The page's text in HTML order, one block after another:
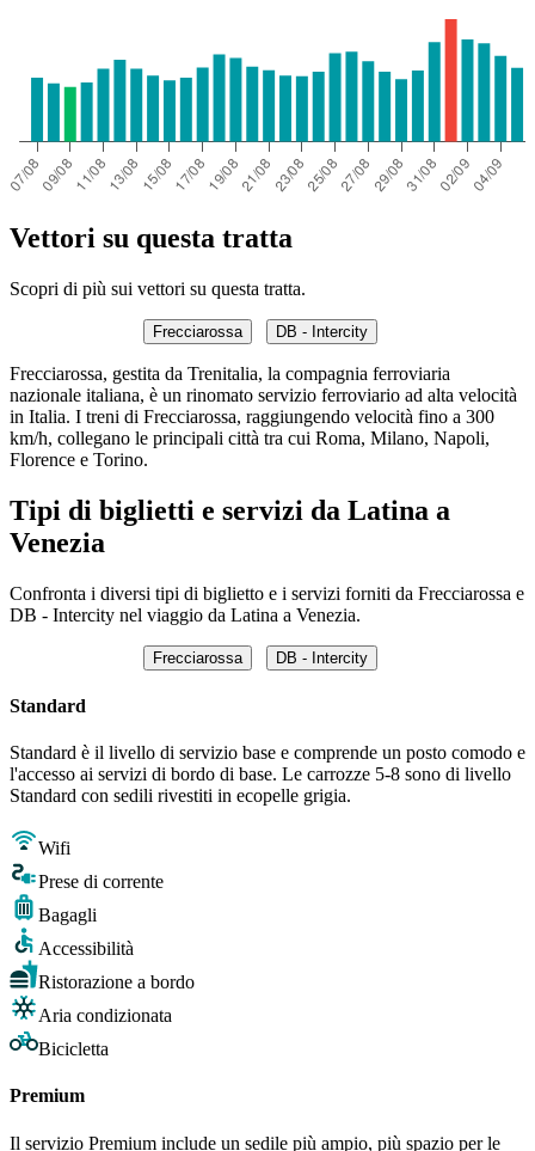
Vettori su questa tratta
Scopri di più sui vettori su questa tratta.
Frecciarossa DB - Intercity
Frecciarossa, gestita da Trenitalia, la compagnia ferroviaria
nazionale italiana, è un rinomato servizio ferroviario ad alta velocità
in Italia. I treni di Frecciarossa, raggiungendo velocità fino a 300
km/h, collegano le principali città tra cui Roma, Milano, Napoli,
Florence e Torino.
Tipi di biglietti e servizi da Latina a
Venezia
Confronta i diversi tipi di biglietto e i servizi forniti da Frecciarossa e
DB - Intercity nel viaggio da Latina a Venezia.
Frecciarossa DB - Intercity
Standard
Standard è il livello di servizio base e comprende un posto comodo e
l'accesso ai servizi di bordo di base. Le carrozze 5-8 sono di livello
Standard con sedili rivestiti in ecopelle grigia.
Wifi
Prese di corrente
Bagagli
Accessibilità
Ristorazione a bordo
Aria condizionata
Bicicletta
Premium
Il servizio Premium include un sedile più ampio, più spazio per le